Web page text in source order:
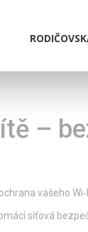
–
vašeho
síťová